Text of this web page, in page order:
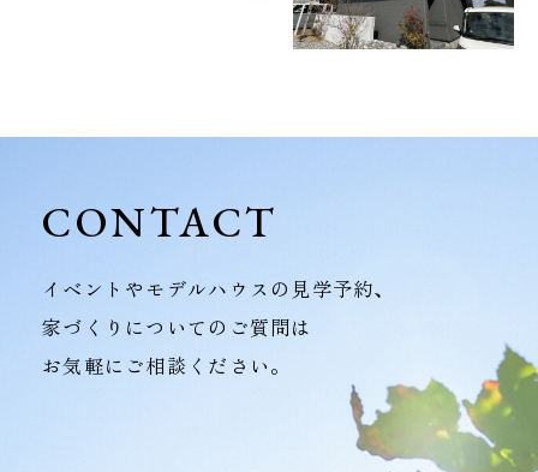
CONTACT
イベントやモデルハウスの見学予約、
家づくりについてのご質問は
お気軽にご相談ください。